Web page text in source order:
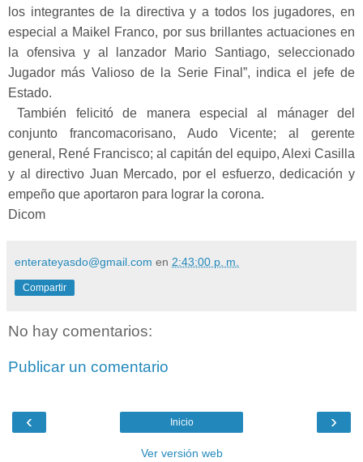
los integrantes de la directiva y a todos los jugadores, en
especial a Maikel Franco, por sus brillantes actuaciones en
la ofensiva y al lanzador Mario Santiago, seleccionado
Jugador más Valioso de la Serie Final”, indica el jefe de
Estado.
También felicitó de manera especial al mánager del
conjunto francomacorisano, Audo Vicente; al gerente
general, René Francisco; al capitán del equipo, Alexi Casilla
y al directivo Juan Mercado, por el esfuerzo, dedicación y
empeño que aportaron para lograr la corona.
Dicom
enterateyasdo@gmail.com en 2:43:00 p. m.
Compartir
No hay comentarios:
Publicar un comentario
‹ ›
Inicio
Ver versión web